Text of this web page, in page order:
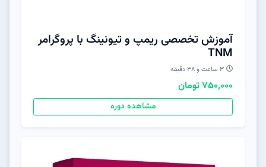
آموزش تخصصی ریمپ و تیونینگ با پروگرامر
TNM
۳ ساعت و ۳۸ دقیقه
750,000 تومان
مشاهده دوره